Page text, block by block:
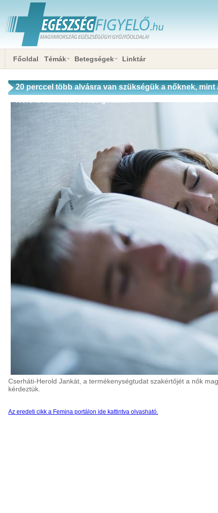
Főoldal Témák Betegségek Linktár
20 perccel több alvásra van szükségük a nőknek, mint
Cserháti-Herold Jankát, a termékenységtudat szakértőjét a nők
kérdeztük.
Az eredeti cikk a Femina portálon ide kattintva olvasható.